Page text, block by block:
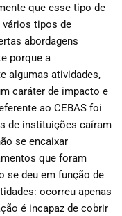
que esse tipo de
vários tipos de
abordagens
porque a
algumas atividades,
caráter de impacto e
ao CEBAS foi
de instituições caíram
se encaixar
que foram
se deu em função de
ocorreu apenas
é incapaz de cobrir